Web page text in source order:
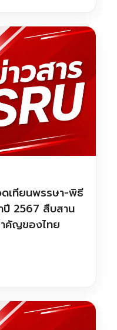
เทียนพรรษา-พิธี
ปี 2567 สืบสาน
คัญของไทย